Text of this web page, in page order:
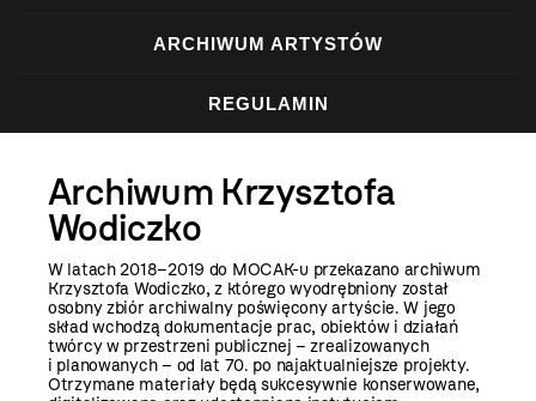
ARCHIWUM ARTYSTÓW
REGULAMIN
Archiwum Krzysztofa
Wodiczko
W latach 2018–2019 do MOCAK-u przekazano archiwum
Krzysztofa Wodiczko, z którego wyodrębniony został
osobny zbiór archiwalny poświęcony artyście. W jego
skład wchodzą dokumentacje prac, obiektów i działań
twórcy w przestrzeni publicznej – zrealizowanych
i planowanych – od lat 70. po najaktualniejsze projekty.
Otrzymane materiały będą sukcesywnie konserwowane,